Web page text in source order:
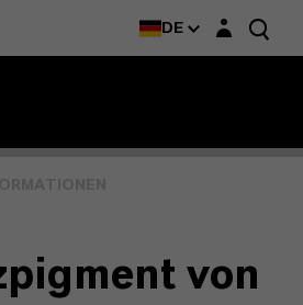
DE Login-Maske
von